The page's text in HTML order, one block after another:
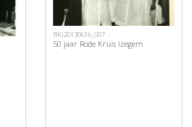
RKI20130616_007
50 jaar Rode Kruis Izegem